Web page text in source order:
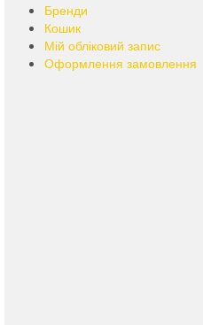
Бренди
Кошик
Мій обліковий запис
Оформлення замовлення